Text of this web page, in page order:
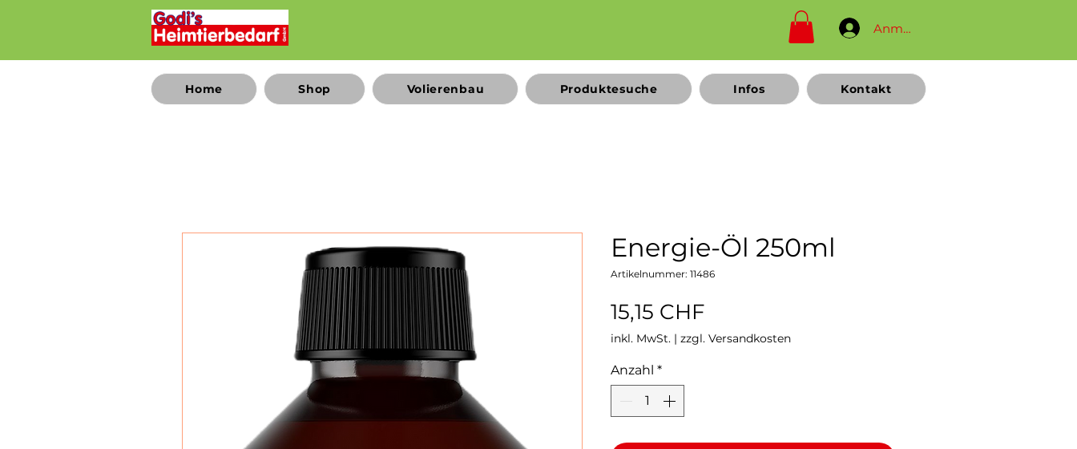
Anmelden
Home Shop Volierenbau Produktesuche Infos Kontakt
Energie-Öl 250ml
Artikelnummer: 11486
15,15 CHFPreis
inkl. MwSt. | zzgl. Versandkosten
Anzahl *